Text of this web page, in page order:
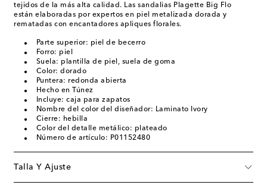
tejidos de la más alta calidad. Las sandalias Plagette Big Flo
están elaboradas por expertos en piel metalizada dorada y
rematadas con encantadores apliques florales.
Parte superior: piel de becerro
Forro: piel
Suela: plantilla de piel, suela de goma
Color: dorado
Puntera: redonda abierta
Hecho en Túnez
Incluye: caja para zapatos
Nombre del color del diseñador: Laminato Ivory
Cierre: hebilla
Color del detalle metálico: plateado
Número de artículo: P01152480
Talla Y Ajuste